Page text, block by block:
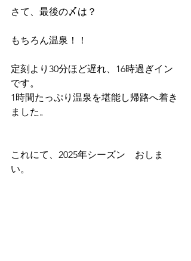
さて、最後の〆は？
もちろん温泉！！
定刻より30分ほど遅れ、16時過ぎイン
です。
1時間たっぷり温泉を堪能し帰路へ着き
ました。
これにて、2025年シーズン　おしま
い。